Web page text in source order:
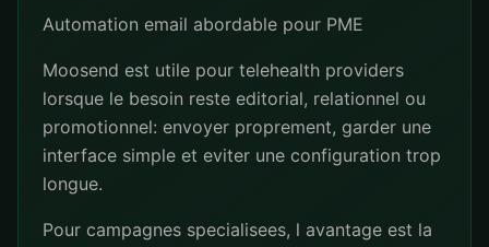
Automation email abordable pour PME
Moosend est utile pour telehealth providers
lorsque le besoin reste editorial, relationnel ou
promotionnel: envoyer proprement, garder une
interface simple et eviter une configuration trop
longue.
Pour campagnes specialisees, l avantage est la